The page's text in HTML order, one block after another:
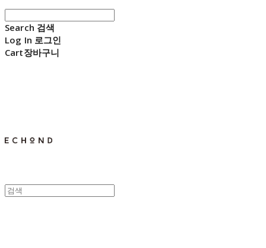
Search 검색
Log In 로그인
Cart장바구니